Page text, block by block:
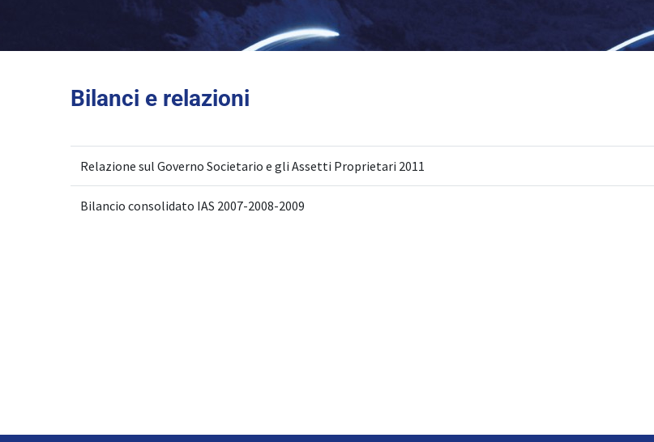
Bilanci e relazioni
Relazione sul Governo Societario e gli Assetti Proprietari 2011
Bilancio consolidato IAS 2007-2008-2009